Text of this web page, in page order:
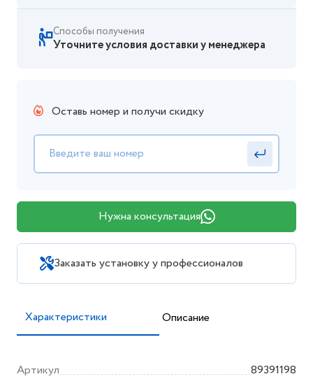
Способы получения
Уточните условия доставки у менеджера
Оставь номер и получи скидку
Нужна консультация
Заказать установку у профессионалов
Характеристики Описание
Артикул
89391198